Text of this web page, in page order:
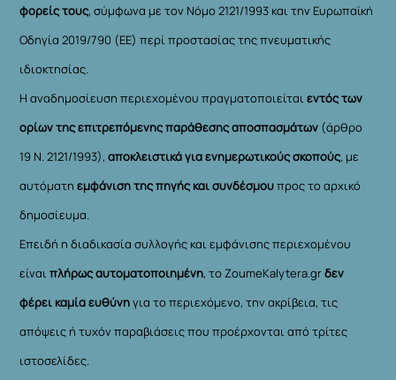
φορείς τους, σύμφωνα με τον Νόμο 2121/1993 και την Ευρωπαϊκή
Οδηγία 2019/790 (ΕΕ) περί προστασίας της πνευματικής
ιδιοκτησίας.
Η αναδημοσίευση περιεχομένου πραγματοποιείταιεντός των
ορίων της επιτρεπόμενης παράθεσης αποσπασμάτων (άρθρο
19 Ν. 2121/1993), αποκλειστικά για ενημερωτικούς σκοπούς, με
αυτόματηεμφάνιση της πηγής και συνδέσμουπρος το αρχικό
δημοσίευμα.
Επειδή η διαδικασία συλλογής και εμφάνισης περιεχομένου
είναιπλήρως αυτοματοποιημένη, το ZoumeKalytera.grδεν
φέρει καμία ευθύνηγια το περιεχόμενο, την ακρίβεια, τις
απόψεις ή τυχόν παραβιάσεις που προέρχονται από τρίτες
ιστοσελίδες.